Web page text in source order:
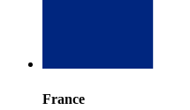
France